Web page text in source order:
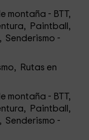
montaña - BTT,
Paintball,
Senderismo -
Rutas en
montaña - BTT,
Paintball,
Senderismo -